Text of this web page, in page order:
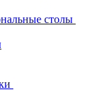
столы